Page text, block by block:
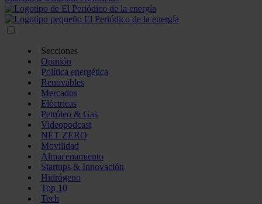
Secciones
Opinión
Política energética
Renovables
Mercados
Eléctricas
Petróleo & Gas
Videopodcast
NET ZERO
Movilidad
Almacenamiento
Startups & Innovación
Hidrógeno
Top 10
Tech